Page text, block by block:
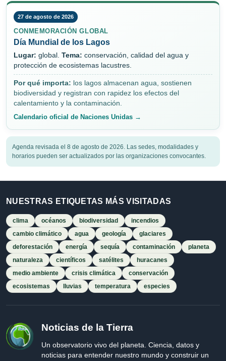
27 de agosto de 2026
CONMEMORACIÓN GLOBAL
Día Mundial de los Lagos
Lugar: global. Tema: conservación, calidad del agua y
protección de ecosistemas lacustres.
Por qué importa: los lagos almacenan agua, sostienen
biodiversidad y registran con rapidez los efectos del
calentamiento y la contaminación.
Calendario oficial de Naciones Unidas →
Agenda revisada el 8 de agosto de 2026. Las sedes, modalidades y
horarios pueden ser actualizados por las organizaciones convocantes.
NUESTRAS ETIQUETAS MÁS VISITADAS
clima océanos biodiversidad
incendios
cambio climático
agua geología
glaciares
deforestación
energía sequía contaminación
planeta
naturaleza
científicos satélites
huracanes
medio ambiente
crisis climática
conservación
ecosistemas
lluvias temperatura especies
Noticias de la Tierra
Un observatorio vivo del planeta. Ciencia, datos y
noticias para entender nuestro mundo y construir un